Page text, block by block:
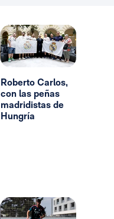
Roberto Carlos,
con las peñas
madridistas de
Hungría